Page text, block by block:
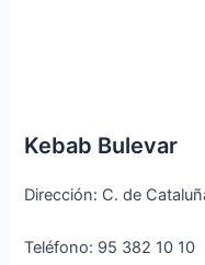
Kebab Bulevar
Dirección: C. de
Teléfono: 95 382 10 10